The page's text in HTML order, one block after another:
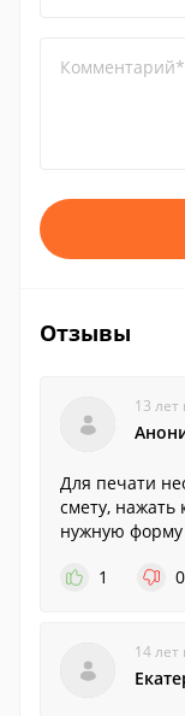
Комментарий*
Отзывы
13 лет
Для печати
смету, нажать
нужную форму
1
0
14 лет